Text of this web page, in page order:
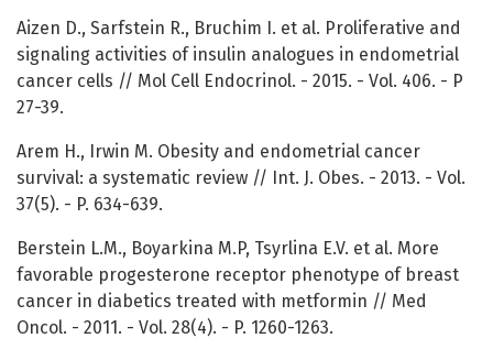
Aizen D., Sarfstein R., Bruchim I. et al. Proliferative and
signaling activities of insulin analogues in endometrial
cancer cells // Mol Cell Endocrinol. - 2015. - Vol. 406. - P
27-39.
Arem H., Irwin M. Obesity and endometrial cancer
survival: a systematic review // Int. J. Obes. - 2013. - Vol.
37(5). - P. 634-639.
Berstein L.M., Boyarkina M.P, Tsyrlina E.V. et al. More
favorable progesterone receptor phenotype of breast
cancer in diabetics treated with metformin // Med
Oncol. - 2011. - Vol. 28(4). - P. 1260-1263.